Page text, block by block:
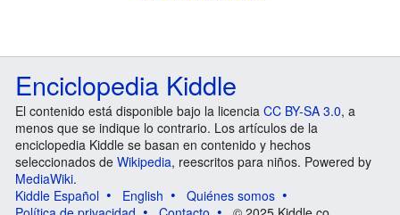
Enciclopedia Kiddle
El contenido está disponible bajo la licencia CC BY-SA 3.0, a
menos que se indique lo contrario. Los artículos de la
enciclopedia Kiddle se basan en contenido y hechos
seleccionados de Wikipedia, reescritos para niños. Powered by
MediaWiki.
Kiddle Español
English
Quiénes somos